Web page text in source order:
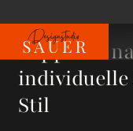
Teppiche
Stil